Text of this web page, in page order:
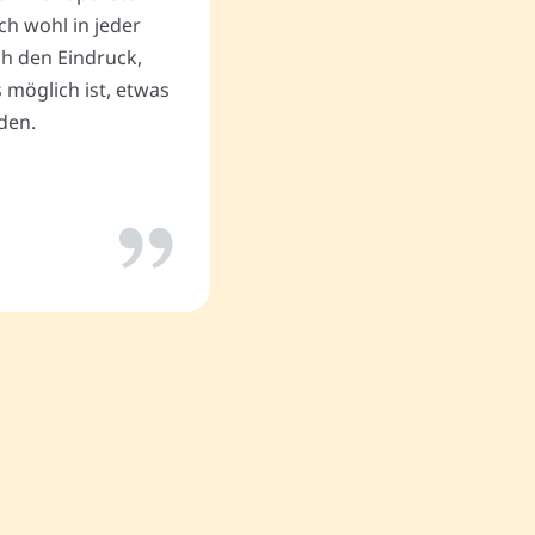
wohl in jeder
den Eindruck,
möglich ist, etwas